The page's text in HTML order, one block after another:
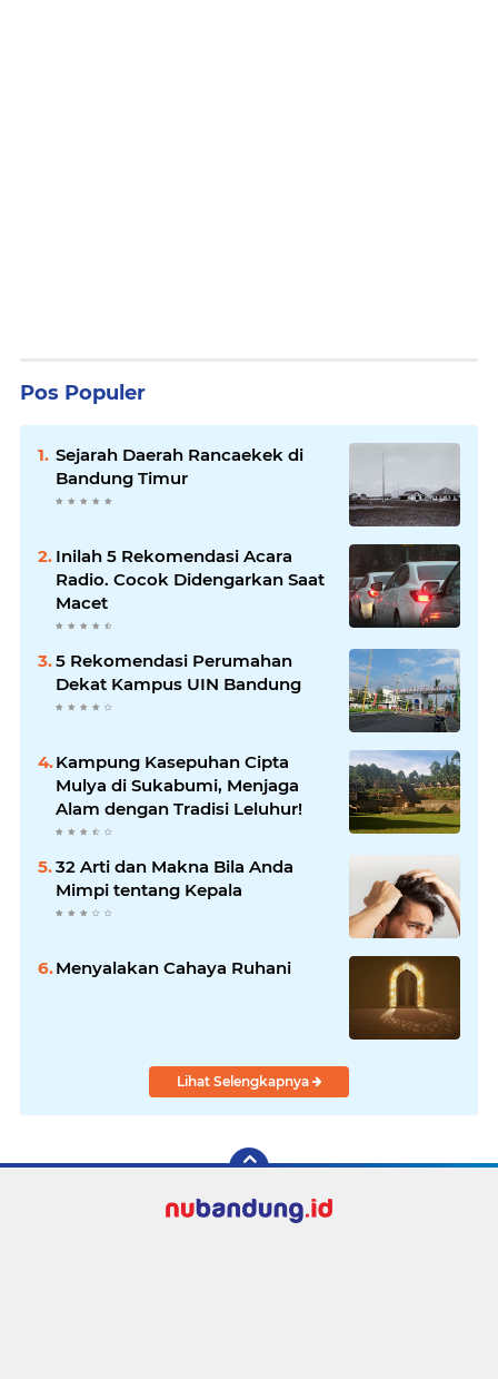
Pos Populer
Sejarah Daerah Rancaekek di
Bandung Timur
Inilah 5 Rekomendasi Acara
Radio. Cocok Didengarkan Saat
Macet
5 Rekomendasi Perumahan
Dekat Kampus UIN Bandung
Kampung Kasepuhan Cipta
Mulya di Sukabumi, Menjaga
Alam dengan Tradisi Leluhur!
32 Arti dan Makna Bila Anda
Mimpi tentang Kepala
Menyalakan Cahaya Ruhani
Lihat Selengkapnya